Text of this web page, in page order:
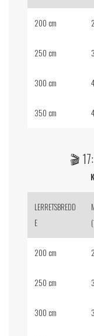
200 cm
250 cm
300 cm
350 cm
🎬
LERRETSBREDD
E
200 cm
250 cm
300 cm